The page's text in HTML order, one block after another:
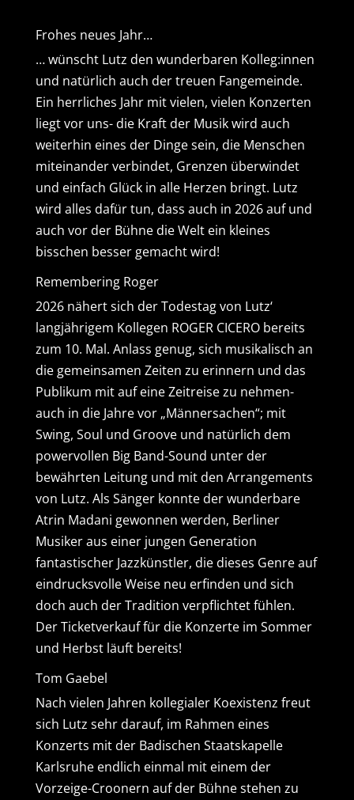
Frohes neues Jahr…
… wünscht Lutz den wunderbaren Kolleg:innen
und natürlich auch der treuen Fangemeinde.
Ein herrliches Jahr mit vielen, vielen Konzerten
liegt vor uns- die Kraft der Musik wird auch
weiterhin eines der Dinge sein, die Menschen
miteinander verbindet, Grenzen überwindet
und einfach Glück in alle Herzen bringt. Lutz
wird alles dafür tun, dass auch in 2026 auf und
auch vor der Bühne die Welt ein kleines
bisschen besser gemacht wird!
Remembering Roger
2026 nähert sich der Todestag von Lutz‘
langjährigem Kollegen ROGER CICERO bereits
zum 10. Mal. Anlass genug, sich musikalisch an
die gemeinsamen Zeiten zu erinnern und das
Publikum mit auf eine Zeitreise zu nehmen-
auch in die Jahre vor „Männersachen“; mit
Swing, Soul und Groove und natürlich dem
powervollen Big Band-Sound unter der
bewährten Leitung und mit den Arrangements
von Lutz. Als Sänger konnte der wunderbare
Atrin Madani gewonnen werden, Berliner
Musiker aus einer jungen Generation
fantastischer Jazzkünstler, die dieses Genre auf
eindrucksvolle Weise neu erfinden und sich
doch auch der Tradition verpflichtet fühlen.
Der Ticketverkauf für die Konzerte im Sommer
und Herbst läuft bereits!
Tom Gaebel
Nach vielen Jahren kollegialer Koexistenz freut
sich Lutz sehr darauf, im Rahmen eines
Konzerts mit der Badischen Staatskapelle
Karlsruhe endlich einmal mit einem der
Vorzeige-Croonern auf der Bühne stehen zu